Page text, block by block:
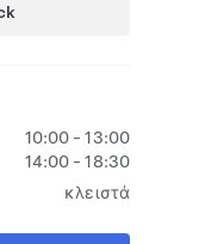
10:00 - 13:00
14:00 - 18:30
κλειστά